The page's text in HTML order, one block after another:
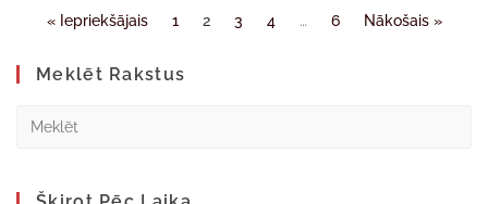
« Iepriekšājais 1 2 3 4 … 6 Nākošais »
Meklēt Rakstus